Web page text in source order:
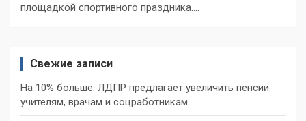
площадкой спортивного праздника.…
Свежие записи
На 10% больше: ЛДПР предлагает увеличить пенсии
учителям, врачам и соцработникам